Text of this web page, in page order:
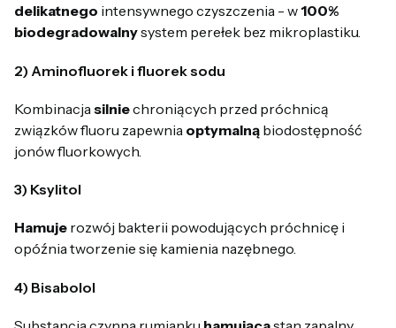
delikatnego intensywnego czyszczenia - w 100%
biodegradowalnysystem perełek bez mikroplastiku.
2) Aminofluorek i fluorek sodu
Kombinacja silniechroniących przed próchnicą
związków fluoru zapewnia optymalną biodostępność
jonów fluorkowych.
3) Ksylitol
Hamuje rozwój bakterii powodujących próchnicę i
opóźnia tworzenie się kamienia nazębnego.
4) Bisabolol